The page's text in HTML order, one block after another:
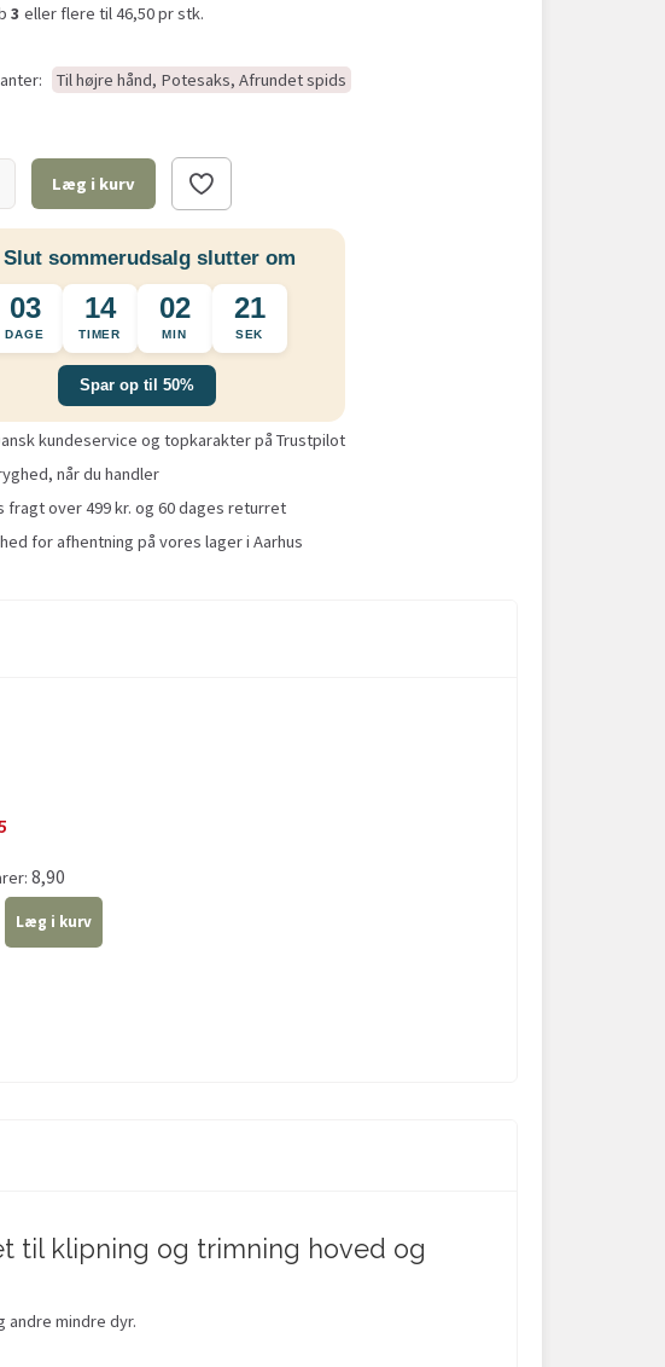
3 eller flere til46,50pr stk.
Til højre hånd, Potesaks, Afrundet spids
Læg i kurv
sommerudsalg slutter om
03
DAGE
14
TIMER
02
MIN
20
SEK
Spar op til 50%
kundeservice og topkarakter på Trustpilot
når du handler
fragt over 499 kr. og 60 dages returret
for afhentning på vores lager i Aarhus
8,90
Læg i kurv
til klipning og trimning hoved og
mindre dyr.